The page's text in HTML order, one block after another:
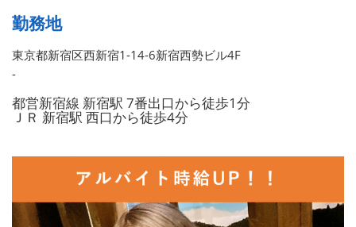
勤務地
東京都新宿区西新宿1-14-6新宿西勢ビル4F
-
都営新宿線 新宿駅 7番出口から徒歩1分
ＪＲ 新宿駅 西口から徒歩4分